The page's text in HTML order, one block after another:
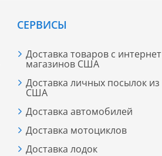
СЕРВИСЫ
Доставка товаров с интернет
магазинов США
Доставка личных посылок из
США
Доставка автомобилей
Доставка мотоциклов
Доставка лодок